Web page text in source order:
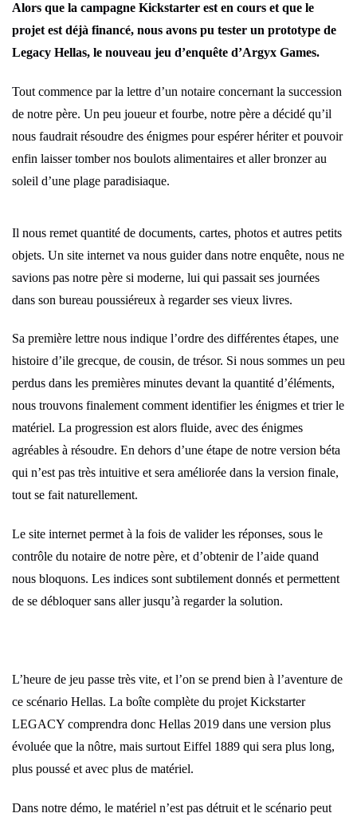
Alors que la campagne Kickstarter est en cours et que le
projet est déjà financé, nous avons pu tester un prototype de
Legacy Hellas, le nouveau jeu d’enquête d’Argyx Games.
Tout commence par la lettre d’un notaire concernant la succession
de notre père. Un peu joueur et fourbe, notre père a décidé qu’il
nous faudrait résoudre des énigmes pour espérer hériter et pouvoir
enfin laisser tomber nos boulots alimentaires et aller bronzer au
soleil d’une plage paradisiaque.
Il nous remet quantité de documents, cartes, photos et autres petits
objets. Un site internet va nous guider dans notre enquête, nous ne
savions pas notre père si moderne, lui qui passait ses journées
dans son bureau poussiéreux à regarder ses vieux livres.
Sa première lettre nous indique l’ordre des différentes étapes, une
histoire d’ile grecque, de cousin, de trésor. Si nous sommes un peu
perdus dans les premières minutes devant la quantité d’éléments,
nous trouvons finalement comment identifier les énigmes et trier le
matériel. La progression est alors fluide, avec des énigmes
agréables à résoudre. En dehors d’une étape de notre version béta
qui n’est pas très intuitive et sera améliorée dans la version finale,
tout se fait naturellement.
Le site internet permet à la fois de valider les réponses, sous le
contrôle du notaire de notre père, et d’obtenir de l’aide quand
nous bloquons. Les indices sont subtilement donnés et permettent
de se débloquer sans aller jusqu’à regarder la solution.
L’heure de jeu passe très vite, et l’on se prend bien à l’aventure de
ce scénario Hellas. La boîte complète du projet Kickstarter
LEGACY comprendra donc Hellas 2019 dans une version plus
évoluée que la nôtre, mais surtout Eiffel 1889 qui sera plus long,
plus poussé et avec plus de matériel.
Dans notre démo, le matériel n’est pas détruit et le scénario peut